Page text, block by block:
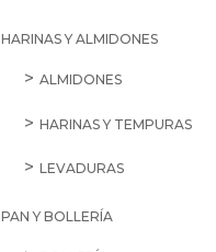
HARINAS Y ALMIDONES
ALMIDONES
HARINAS Y TEMPURAS
LEVADURAS
PAN Y BOLLERÍA